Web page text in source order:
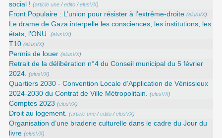
social ! (article une /edito /elusVX)
Front Populaire : L’union pour résister à l’extrême-droite (elusVX)
Le drame de Gaza interpelle les consciences, les institutions, les
états, l’ONU. (elusVX)
T10 (elusVX)
Permis de louer (elusVX)
Retrait de la délibération n°4 du Conseil municipal du 5 février
2024. (elusVX)
Quartiers 2030 - Convention Locale d’Application de Vénissieux
2024-2030 du Contrat de Ville Métropolitain. (elusVX)
Comptes 2023 (elusVX)
Droit au logement. (article une /edito /elusVX)
Organisation d’une braderie culturelle dans le cadre du Jour du
livre (elusVX)